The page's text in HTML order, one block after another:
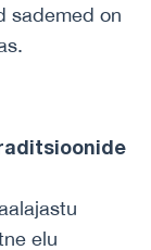
sademed on
elu